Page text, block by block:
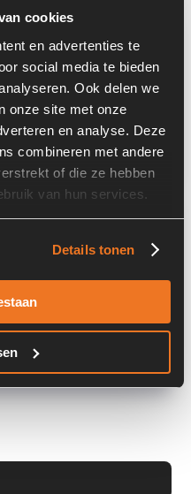
cookies
en advertenties te
social media te bieden
Ook delen we
onze site met onze
en analyse. Deze
combineren met andere
of die ze hebben
van hun services.
Details tonen
4C10N
Nederland
2F